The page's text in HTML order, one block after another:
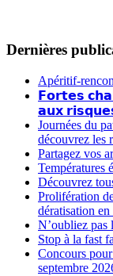
Dernières
Apéritif-
𝗙𝗼𝗿𝘁𝗲𝘀
𝗮𝘂𝘅
Journées du
découvrez les
Partagez vos
Températures
Découvrez
Prolifération
dératisation
N’oubliez
Stop à la fast
Concours
septembre